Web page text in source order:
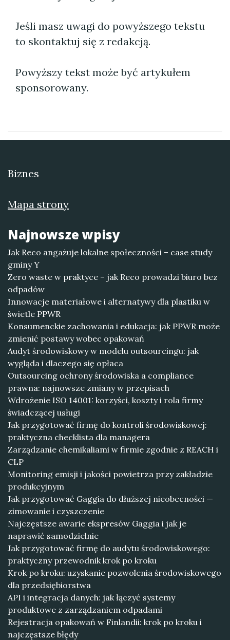
Jeśli masz uwagi do powyższego tekstu
to skontaktuj się z redakcją.
Powyższy tekst może być artykułem
sponsorowany.
Biznes
Mapa strony
Najnowsze wpisy
Jak Reco angażuje lokalne społeczności – case study
gminy Y
Zero waste w praktyce – jak Reco prowadzi biuro bez
odpadów
Innowacje materiałowe i alternatywy dla plastiku w
świetle PPWR
Konsumenckie zachowania i edukacja: jak PPWR może
zmienić postawy wobec opakowań
Audyt środowiskowy w modelu outsourcingu: jak
wygląda i dlaczego się opłaca
Outsourcing ochrony środowiska a compliance
prawna: najnowsze zmiany w przepisach
Wdrożenie ISO 14001: korzyści, koszty i rola firmy
świadczącej usługi
Jak przygotować firmę do kontroli środowiskowej:
praktyczna checklista dla managera
Zarządzanie chemikaliami w firmie zgodnie z REACH i
CLP
Monitoring emisji i jakości powietrza przy zakładzie
produkcyjnym
Jak przygotować Gaggia do dłuższej nieobecności —
zimowanie i czyszczenie
Najczęstsze awarie ekspresów Gaggia i jak je
naprawić samodzielnie
Jak przygotować firmę do audytu środowiskowego:
praktyczny przewodnik krok po kroku
Krok po kroku: uzyskanie pozwolenia środowiskowego
dla przedsiębiorstwa
API i integracja danych: jak łączyć systemy
produktowe z zarządzaniem odpadami
Rejestracja opakowań w Finlandii: krok po kroku i
najczęstsze błędy